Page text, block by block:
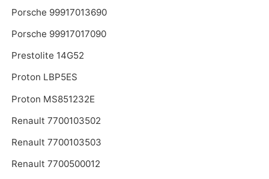
Porsche 99917013690
Porsche 99917017090
Prestolite 14G52
Proton LBP5ES
Proton MS851232E
Renault 7700103502
Renault 7700103503
Renault 7700500012